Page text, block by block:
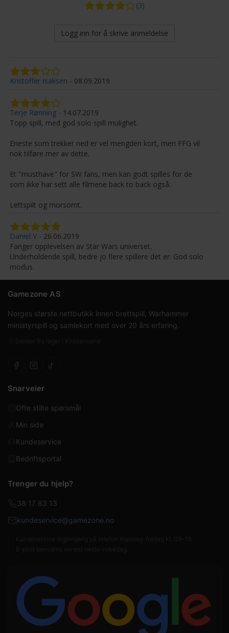
(3)
Logg inn for å skrive anmeldelse
Kristoffer Isaksen 08.09.2019
Terje Rønning
14.07.2019
Topp spill, med god solo spill mulighet.
Eneste som trekker ned er vel mengden kort, men FFG vil
nok tilføre mer av dette.
Et "musthave" for SW fans, men kan godt spilles for de
som ikke har sett alle filmene back to back også.
Lettspilt og morsomt.
Daniel V
26.06.2019
Fanger opplevelsen av Star Wars universet.
Underholdende spill, bedre jo flere spillere det er. God solo
modus.
Gamezone AS
Norges største nettbutikk innen brettspill, Warhammer
miniatyrspill og samlekort med over 20 års erfaring.
Snarveier
Ofte stilte spørsmål
Min side
Kundeservice
Bedriftsportal
Trenger du hjelp?
38 17 83 13
kundeservice@gamezone.no